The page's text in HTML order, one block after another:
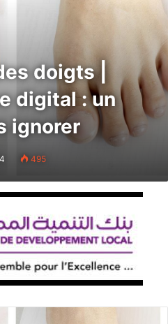
doigts |
digital : un
ignorer
495